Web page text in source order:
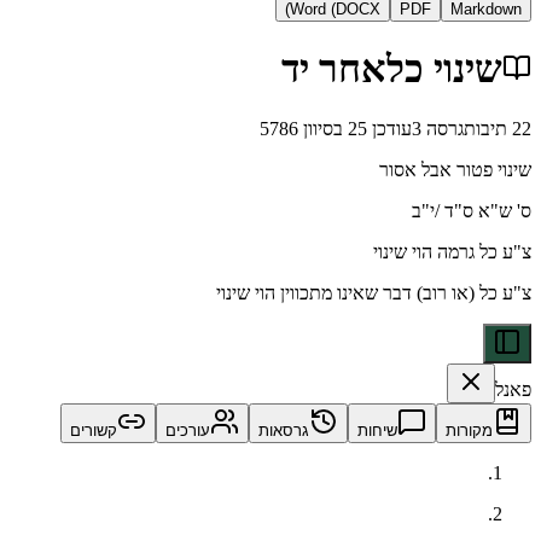
PDF
Word (DOCX)
כלאחר יד
גרסה 3עודכן 25 בסיוון 5786
אבל אסור
/י"ב
הוי שינוי
רוב) דבר שאינו מתכווין הוי שינוי
שיחות גרסאות עורכים קשורים